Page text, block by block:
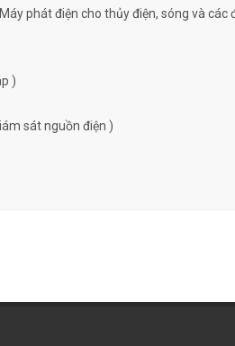
phát điện cho thủy điện, sóng và các
)
sát nguồn điện )